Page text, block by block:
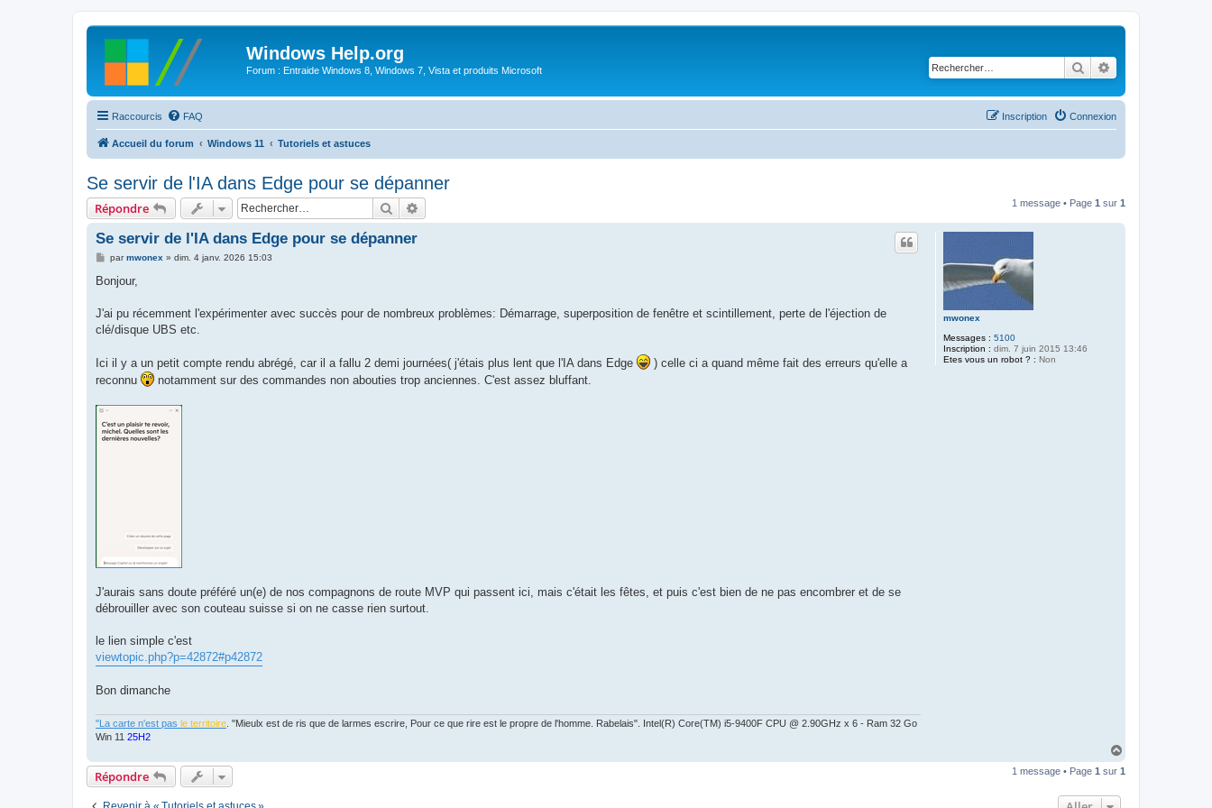
Windows Help.org
Forum : Entraide Windows 8, Windows 7, Vista et produits Microsoft Rechercher
Raccourcis FAQ Connexion
Inscription
Accueil du forum Windows 11 Tutoriels et astuces
Se servir de l'IA dans Edge pour se dépanner
Répondre Rechercher 1 message • Page 1 sur 1
mwonex
Messages : 5100
Inscription : dim. 7 juin 2015 13:46
Etes vous un robot ? : Non
Se servir de l'IA dans Edge pour se dépanner
M
s
g
parmwonex » dim. 4 janv. 2026 15:03
Bonjour,
J'ai pu récemment l'expérimenter avec succès pour de nombreux problèmes: Démarrage, superposition de fenêtre et scintillement, perte de l'éjection de
clé/disque UBS etc.
Ici il y a un petit compte rendu abrégé, car il a fallu 2 demi journées( j'étais plus lent que l'IA dans Edge
) celle ci a quand même fait des erreurs qu'elle a
reconnu
notamment sur des commandes non abouties trop anciennes. C'est assez bluffant.
J'aurais sans doute préféré un(e) de nos compagnons de route MVP qui passent ici, mais c'était les fêtes, et puis c'est bien de ne pas encombrer et de se
débrouiller avec son couteau suisse si on ne casse rien surtout.
le lien simple c'est
viewtopic.php?p=42872#p42872
Bon dimanche
"La carte n'est pas le territoire . "Mieulx est de ris que de larmes escrire, Pour ce que rire est le propre de l'homme. Rabelais". Intel(R) Core(TM) i5-9400F CPU @ 2.90GHz x 6 - Ram 32 Go
Win 11 25H2
u
Répondre 1 message • Page 1 sur 1